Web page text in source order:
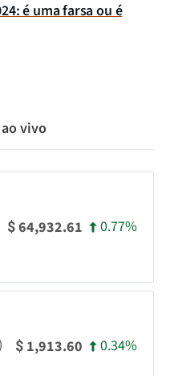
é uma farsa ou é
vivo
$64,932.61 0.77%
$ 1,913.60 0.34%